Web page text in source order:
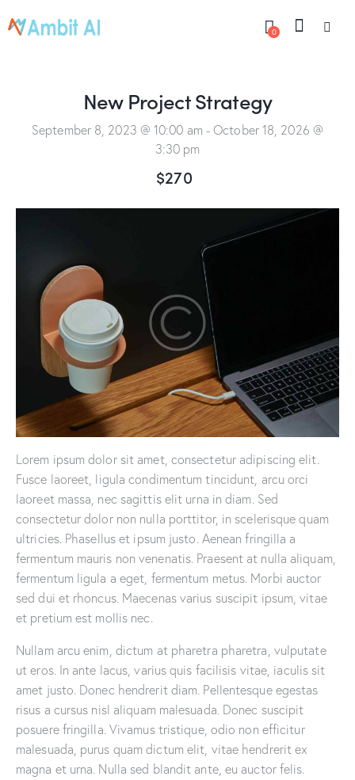
0
New Project Strategy
September 8, 2023 @ 10:00 am -October 18, 2026 @
3:30 pm
$270
Lorem ipsum dolor sit amet, consectetur adipiscing elit.
Fusce laoreet, ligula condimentum tincidunt, arcu orci
laoreet massa, nec sagittis elit urna in diam. Sed
consectetur dolor non nulla porttitor, in scelerisque quam
ultricies. Phasellus et ipsum justo. Aenean fringilla a
fermentum mauris non venenatis. Praesent at nulla aliquam,
fermentum ligula a eget, fermentum metus. Morbi auctor
sed dui et rhoncus. Maecenas varius suscipit ipsum, vitae
et pretium est mollis nec.
Nullam arcu enim, dictum at pharetra pharetra, vulputate
ut eros. In ante lacus, varius quis facilisis vitae, iaculis sit
amet justo. Donec hendrerit diam. Pellentesque egestas
risus a cursus nisl aliquam malesuada. Donec suscipit
posuere fringilla. Vivamus tristique, odio non efficitur
malesuada, purus quam dictum elit, vitae hendrerit ex
magna et urna. Nulla sed blandit ante, eu auctor felis.